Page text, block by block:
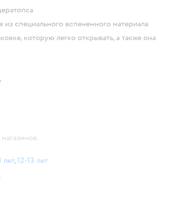
специального вспененного материала
которую легко открывать, а также она
лет,12-13 лет